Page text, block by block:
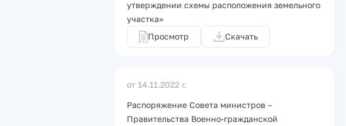
утверждении схемы расположения земельного
участка»
Просмотр
Скачать
от 14.11.2022 г.
Распоряжение Совета министров –
Правительства Военно-гражданской